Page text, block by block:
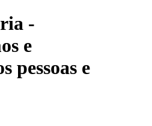
-
e
pessoas e